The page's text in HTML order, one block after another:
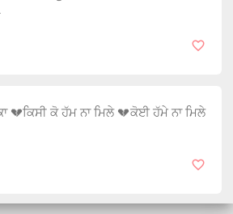
💔ਕਿਸੀ ਕੋ ਹੱਮ ਨਾ ਮਿਲੇ 💔ਕੋਈ ਹੱਮੇ ਨਾ ਮਿਲੇ